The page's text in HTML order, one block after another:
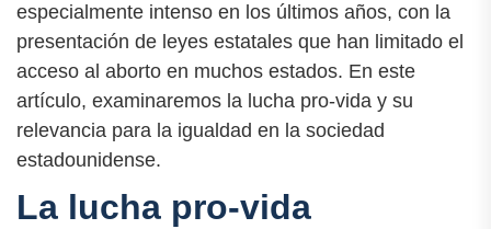
especialmente intenso en los últimos años, con la
presentación de leyes estatales que han limitado el
acceso al aborto en muchos estados. En este
artículo, examinaremos la lucha pro-vida y su
relevancia para la igualdad en la sociedad
estadounidense.
La lucha pro-vida